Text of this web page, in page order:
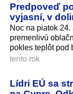
Predpoveď
vyjasní, v
Noc na piatok
premenlivú
pokles teplôt pod
tento rok
Lídri EÚ sa